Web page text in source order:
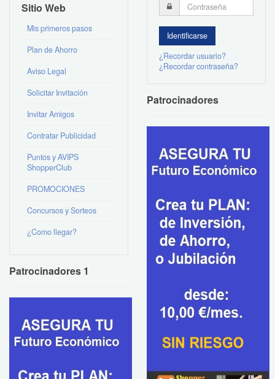
Sitio Web
Mis primeros pasos
Plan de Ahorro
Aviso Legal
Solicitar Invitación
Invitar Amigos
Contratar Publicidad
Puntos y AVIPS
ShopperClub
PROMOCIONES
Concursos y Sorteos
¿Como llegar?
Patrocinadores 1
¿Recordar usuario?
¿Recordar contraseña?
Patrocinadores